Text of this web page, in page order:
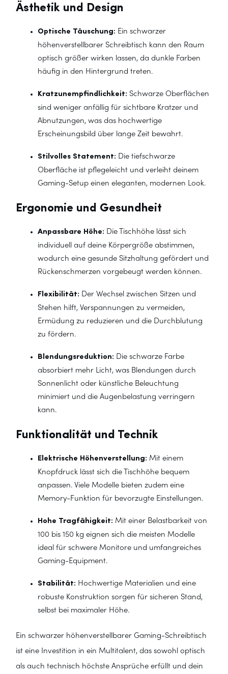
Ästhetik und Design
Optische Täuschung: Ein schwarzer
höhenverstellbarer Schreibtisch kann den Raum
optisch größer wirken lassen, da dunkle Farben
häufig in den Hintergrund treten.
Kratzunempfindlichkeit: Schwarze Oberflächen
sind weniger anfällig für sichtbare Kratzer und
Abnutzungen, was das hochwertige
Erscheinungsbild über lange Zeit bewahrt.
Stilvolles Statement: Die tiefschwarze
Oberfläche ist pflegeleicht und verleiht deinem
Gaming-Setup einen eleganten, modernen Look.
Ergonomie und Gesundheit
Anpassbare Höhe: Die Tischhöhe lässt sich
individuell auf deine Körpergröße abstimmen,
wodurch eine gesunde Sitzhaltung gefördert und
Rückenschmerzen vorgebeugt werden können.
Flexibilität: Der Wechsel zwischen Sitzen und
Stehen hilft, Verspannungen zu vermeiden,
Ermüdung zu reduzieren und die Durchblutung
zu fördern.
Blendungsreduktion: Die schwarze Farbe
absorbiert mehr Licht, was Blendungen durch
Sonnenlicht oder künstliche Beleuchtung
minimiert und die Augenbelastung verringern
kann.
Funktionalität und Technik
Elektrische Höhenverstellung: Mit einem
Knopfdruck lässt sich die Tischhöhe bequem
anpassen. Viele Modelle bieten zudem eine
Memory-Funktion für bevorzugte Einstellungen.
Hohe Tragfähigkeit: Mit einer Belastbarkeit von
100 bis 150 kg eignen sich die meisten Modelle
ideal für schwere Monitore und umfangreiches
Gaming-Equipment.
Stabilität: Hochwertige Materialien und eine
robuste Konstruktion sorgen für sicheren Stand,
selbst bei maximaler Höhe.
Ein schwarzer höhenverstellbarer Gaming-Schreibtisch
ist eine Investition in ein Multitalent, das sowohl optisch
als auch technisch höchste Ansprüche erfüllt und dein